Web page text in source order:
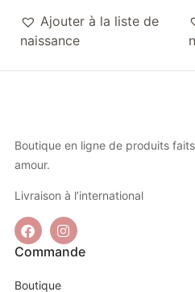
Ajouter à la liste de
naissance
Boutique en ligne de produits
amour.
Livraison à l’international
Commande
Boutique